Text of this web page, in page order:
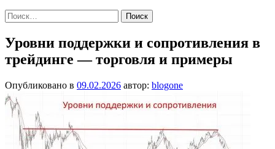
Найти:
Уровни поддержки и сопротивления в
трейдинге — торговля и примеры
Опубликовано в 09.02.2026 автор: blogone